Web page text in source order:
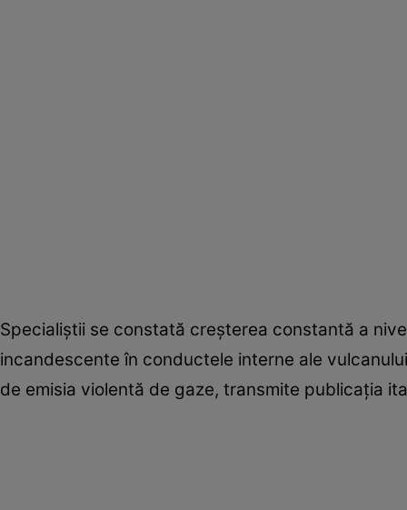
Specialiștii se constată creșterea constantă a
incandescente în conductele interne ale
de emisia violentă de gaze, transmite publicația